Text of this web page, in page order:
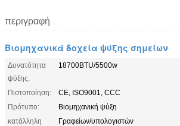
περιγραφή
Βιομηχανικά δοχεία ψύξης σημείων
Δυνατότητα
ψύξης:
18700BTU/5500w
Πιστοποίηση:
CE, ISO9001, CCC
Πρότυπο:
Βιομηχανική ψύξη
κατάλληλη
Γραφείων/υπολογιστών